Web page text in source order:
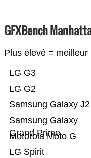
GFXBench
Plus élevé = meilleur
LG Spirit
Motorola Moto G
Samsung Galaxy
Grand Prime
Samsung Galaxy J2
LG G2
LG G3